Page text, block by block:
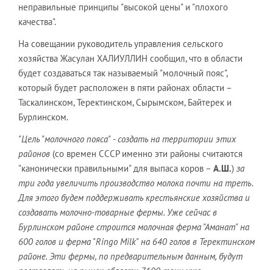
неправильные принципы "высокой цены" и "плохого
качества".
На совещании руководитель управления сельского
хозяйства Жасулан ХАЛИУЛЛИН сообщил, что в области
будет создаваться так называемый "молочный пояс",
который будет расположен в пяти районах области –
Таскалинском, Теректинском, Сырымском, Байтерек и
Бурлинском.
"Цель "молочного пояса" - создать на территории этих
районов (со времен СССР именно эти районы считаются
"канонически правильными" для выпаса коров – А.Ш.) за
три года увеличить производство молока почти на треть.
Для этого будем поддерживать крестьянские хозяйства и
создавать молочно-товарные фермы. Уже сейчас в
Бурлинском районе строится молочная ферма "Аманат" на
600 голов и ферма "Ringo Milk" на 640 голов в Теректинском
районе. Эти фермы, по предварительным данным, будут